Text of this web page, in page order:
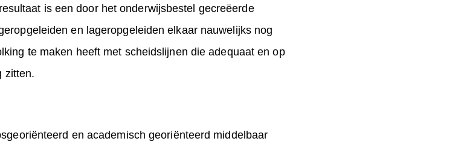
is een door het onderwijsbestel gecreëerde
en lageropgeleiden elkaar nauwelijks nog
te maken heeft met scheidslijnen die adequaat en op
zitten.
en academisch georiënteerd middelbaar